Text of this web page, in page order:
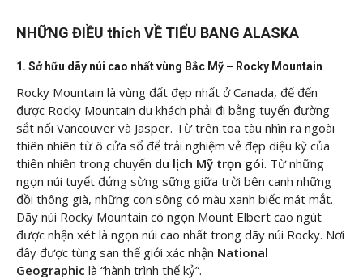
NHỮNG ĐIỀU thích VỀ TIỂU BANG ALASKA
1. Sở hữu dãy núi cao nhất vùng Bắc Mỹ – Rocky Mountain
Rocky Mountain là vùng đất đẹp nhất ở Canada, để đến
được Rocky Mountain du khách phải đi bằng tuyến đường
sắt nối Vancouver và Jasper. Từ trên toa tàu nhìn ra ngoài
thiên nhiên từ ô cửa sổ để trải nghiệm vẻ đẹp diệu kỳ của
thiên nhiên trong chuyến du lịch Mỹ trọn gói. Từ những
ngọn núi tuyết đứng sừng sững giữa trời bên canh những
đồi thông già, những con sông có màu xanh biếc mát mắt.
Dãy núi Rocky Mountain có ngọn Mount Elbert cao ngút
được nhận xét là ngọn núi cao nhất trong dãy núi Rocky. Nơi
đây được tùng san thế giới xác nhận National
Geographic là “hành trình thế kỷ”.